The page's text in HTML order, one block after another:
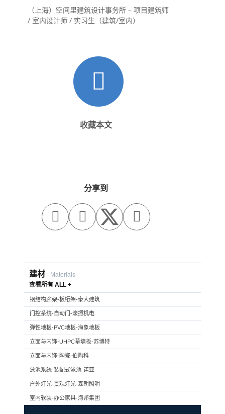
（上海）空间里建筑设计事务所 – 项目建筑师
/ 室内设计师 / 实习生（建筑/室内）
收藏本文
分享到
  
建材
Materials
查看所有 ALL +
钢结构廊架-板桁架-泰大建筑
门控系统-自动门-濠振机电
弹性地板-PVC地板-海象地板
立面与内饰-UHPC幕墙板-苏博特
立面与内饰-陶瓷-伯陶科
泳池系统-装配式泳池-诺亚
户外灯光-景观灯光-森朝照明
室内软装-办公家具-海邦集团